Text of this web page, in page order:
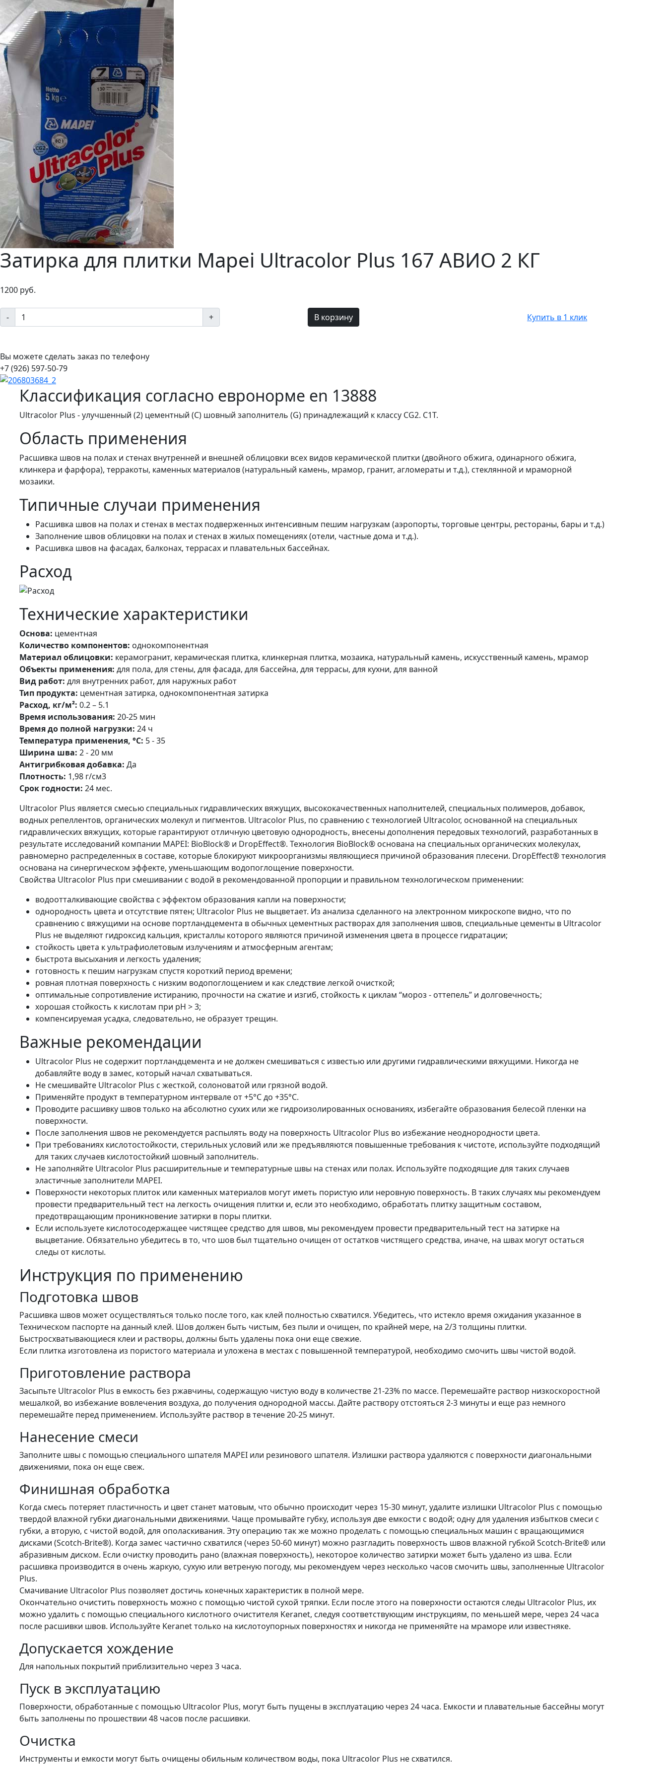
Затирка для плитки Mapei Ultracolor Plus 167 АВИО 2 КГ
1200 руб.
- + Купить в 1 клик
Вы можете сделать заказ по телефону
+7 (926) 597-50-79
Классификация согласно евронорме en 13888
Ultracolor Plus - улучшенный (2) цементный (С) шовный заполнитель (G) принадлежащий к классу СG2. С1T.
Область применения
Расшивка швов на полах и стенах внутренней и внешней облицовки всех видов керамической плитки (двойного обжига, одинарного обжига,
клинкера и фарфора), терракоты, каменных материалов (натуральный камень, мрамор, гранит, агломераты и т.д.), стеклянной и мраморной
мозаики.
Типичные случаи применения
Расшивка швов на полах и стенах в местах подверженных интенсивным пешим нагрузкам (аэропорты, торговые центры, рестораны, бары и т.д.)
Заполнение швов облицовки на полах и стенах в жилых помещениях (отели, частные дома и т.д.).
Расшивка швов на фасадах, балконах, террасах и плавательных бассейнах.
Расход
Технические характеристики
Основа: цементная
Количество компонентов: однокомпонентная
Материал облицовки: керамогранит, керамическая плитка, клинкерная плитка, мозаика, натуральный камень, искусственный камень, мрамор
Объекты применения: для пола, для стены, для фасада, для бассейна, для террасы, для кухни, для ванной
Вид работ: для внутренних работ, для наружных работ
Тип продукта: цементная затирка, однокомпонентная затирка
Расход, кг/м²: 0.2 – 5.1
Время использования: 20-25 мин
Время до полной нагрузки: 24 ч
Температура применения, °С: 5 - 35
Ширина шва: 2 - 20 мм
Антигрибковая добавка: Да
Плотность: 1,98 г/см3
Срок годности: 24 мес.
Ultracolor Plus является смесью специальных гидравлических вяжущих, высококачественных наполнителей, специальных полимеров, добавок,
водных репеллентов, органических молекул и пигментов. Ultracolor Plus, по сравнению с технологией Ultracolor, основанной на специальных
гидравлических вяжущих, которые гарантируют отличную цветовую однородность, внесены дополнения передовых технологий, разработанных в
результате исследований компании MAPEI: BioBlock® и DropEffect®. Технология BioBlock® основана на специальных органических молекулах,
равномерно распределенных в составе, которые блокируют микроорганизмы являющиеся причиной образования плесени. DropEffect® технология
основана на синергическом эффекте, уменьшающим водопоглощение поверхности.
Свойства Ultracolor Plus при смешивании с водой в рекомендованной пропорции и правильном технологическом применении:
водоотталкивающие свойства с эффектом образования капли на поверхности;
однородность цвета и отсутствие пятен; Ultracolor Plus не выцветает. Из анализа сделанного на электронном микроскопе видно, что по
сравнению с вяжущими на основе портландцемента в обычных цементных растворах для заполнения швов, специальные цементы в Ultracolor
Plus не выделяют гидроксид кальция, кристаллы которого являются причиной изменения цвета в процессе гидратации;
стойкость цвета к ультрафиолетовым излучениям и атмосферным агентам;
быстрота высыхания и легкость удаления;
готовность к пешим нагрузкам спустя короткий период времени;
ровная плотная поверхность с низким водопоглощением и как следствие легкой очисткой;
оптимальные сопротивление истиранию, прочности на сжатие и изгиб, стойкость к циклам “мороз - оттепель” и долговечность;
хорошая стойкость к кислотам при рН > 3;
компенсируемая усадка, следовательно, не образует трещин.
Важные рекомендации
Ultracolor Plus не содержит портландцемента и не должен смешиваться с известью или другими гидравлическими вяжущими. Никогда не
добавляйте воду в замес, который начал схватываться.
Не смешивайте Ultracolor Plus с жесткой, солоноватой или грязной водой.
Применяйте продукт в температурном интервале от +5°С до +35°С.
Проводите расшивку швов только на абсолютно сухих или же гидроизолированных основаниях, избегайте образования белесой пленки на
поверхности.
После заполнения швов не рекомендуется распылять воду на поверхность Ultracolor Plus во избежание неоднородности цвета.
При требованиях кислотостойкости, стерильных условий или же предъявляются повышенные требования к чистоте, используйте подходящий
для таких случаев кислотостойкий шовный заполнитель.
Не заполняйте Ultracolor Plus расширительные и температурные швы на стенах или полах. Используйте подходящие для таких случаев
эластичные заполнители MAPEI.
Поверхности некоторых плиток или каменных материалов могут иметь пористую или неровную поверхность. В таких случаях мы рекомендуем
провести предварительный тест на легкость очищения плитки и, если это необходимо, обработать плитку защитным составом,
предотвращающим проникновение затирки в поры плитки.
Если используете кислотосодержащее чистящее средство для швов, мы рекомендуем провести предварительный тест на затирке на
выцветание. Обязательно убедитесь в то, что шов был тщательно очищен от остатков чистящего средства, иначе, на швах могут остаться
следы от кислоты.
Инструкция по применению
Подготовка швов
Расшивка швов может осуществляться только после того, как клей полностью схватился. Убедитесь, что истекло время ожидания указанное в
Техническом паспорте на данный клей. Шов должен быть чистым, без пыли и очищен, по крайней мере, на 2/3 толщины плитки.
Быстросхватывающиеся клеи и растворы, должны быть удалены пока они еще свежие.
Если плитка изготовлена из пористого материала и уложена в местах с повышенной температурой, необходимо смочить швы чистой водой.
Приготовление раствора
Засыпьте Ultracolor Plus в емкость без ржавчины, содержащую чистую воду в количестве 21-23% по массе. Перемешайте раствор низкоскоростной
мешалкой, во избежание вовлечения воздуха, до получения однородной массы. Дайте раствору отстояться 2-3 минуты и еще раз немного
перемешайте перед применением. Используйте раствор в течение 20-25 минут.
Нанесение смеси
Заполните швы с помощью специального шпателя MAPEI или резинового шпателя. Излишки раствора удаляются с поверхности диагональными
движениями, пока он еще свеж.
Финишная обработка
Когда смесь потеряет пластичность и цвет станет матовым, что обычно происходит через 15-30 минут, удалите излишки Ultracolor Plus с помощью
твердой влажной губки диагональными движениями. Чаще промывайте губку, используя две емкости с водой; одну для удаления избытков смеси с
губки, а вторую, с чистой водой, для ополаскивания. Эту операцию так же можно проделать с помощью специальных машин с вращающимися
дисками (Scotch-Brite®). Когда замес частично схватился (через 50-60 минут) можно разгладить поверхность швов влажной губкой Scotch-Brite® или
абразивным диском. Если очистку проводить рано (влажная поверхность), некоторое количество затирки может быть удалено из шва. Если
расшивка производится в очень жаркую, сухую или ветреную погоду, мы рекомендуем через несколько часов смочить швы, заполненные Ultracolor
Plus.
Смачивание Ultracolor Plus позволяет достичь конечных характеристик в полной мере.
Окончательно очистить поверхность можно с помощью чистой сухой тряпки. Если после этого на поверхности остаются следы Ultracolor Plus, их
можно удалить с помощью специального кислотного очистителя Keranet, следуя соответствующим инструкциям, по меньшей мере, через 24 часа
после расшивки швов. Используйте Keranet только на кислотоупорных поверхностях и никогда не применяйте на мраморе или известняке.
Допускается хождение
Для напольных покрытий приблизительно через 3 часа.
Пуск в эксплуатацию
Поверхности, обработанные с помощью Ultracolor Plus, могут быть пущены в эксплуатацию через 24 часа. Емкости и плавательные бассейны могут
быть заполнены по прошествии 48 часов после расшивки.
Очистка
Инструменты и емкости могут быть очищены обильным количеством воды, пока Ultracolor Plus не схватился.